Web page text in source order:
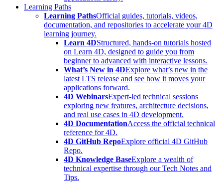
Learning Paths
Learning PathsOfficial guides, tutorials, videos,
documentation, and repositories to accelerate your 4D
learning journey.
Learn 4DStructured, hands-on tutorials hosted
on Learn 4D, designed to guide you from
beginner to advanced with interactive lessons.
What’s New in 4DExplore what’s new in the
latest LTS release and see how it moves your
applications forward.
4D WebinarsExpert-led technical sessions
exploring new features, architecture decisions,
and real use cases in 4D development.
4D DocumentationAccess the official technical
reference for 4D.
4D GitHub RepoExplore official 4D GitHub
Repo.
4D Knowledge BaseExplore a wealth of
technical expertise through our Tech Notes and
Tips.